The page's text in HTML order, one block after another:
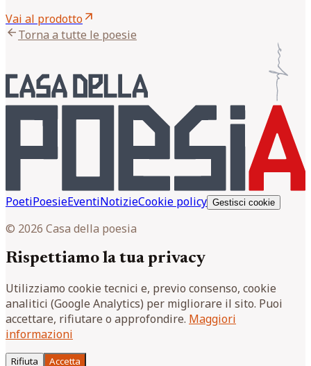
Vai al prodottoarrow_outward
arrow_backTorna a tutte le poesie
PoetiPoesieEventiNotizieCookie policy Gestisci cookie
© 2026 Casa della poesia
Rispettiamo la tua privacy
Utilizziamo cookie tecnici e, previo consenso, cookie
analitici (Google Analytics) per migliorare il sito. Puoi
accettare, rifiutare o approfondire. Maggiori
informazioni
Rifiuta Accetta